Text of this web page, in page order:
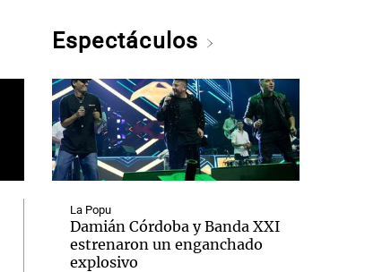
Espectáculos
La Popu
Damián Córdoba y Banda XXI
estrenaron un enganchado
explosivo
Notas